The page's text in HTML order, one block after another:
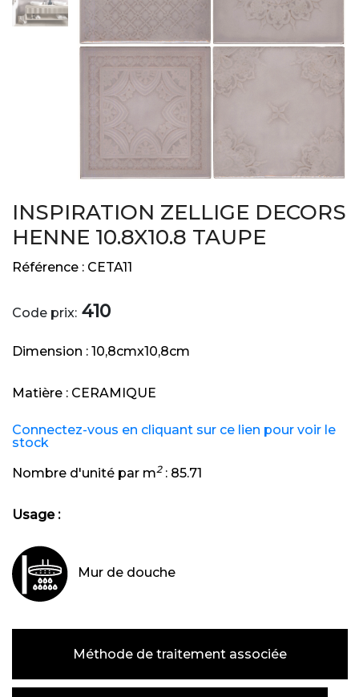
INSPIRATION ZELLIGE DECORS
HENNE 10.8X10.8 TAUPE
Référence : CETA11
Code prix: 410
Dimension : 10,8cmx10,8cm
Matière : CERAMIQUE
Connectez-vous en cliquant sur ce lien pour voir le
stock
Nombre d'unité par m2: 85.71
Usage :
Mur de douche
Méthode de traitement associée